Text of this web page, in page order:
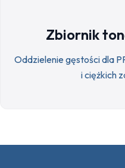
Zbiornik
Oddzielenie gęstości dla
i ciężkich